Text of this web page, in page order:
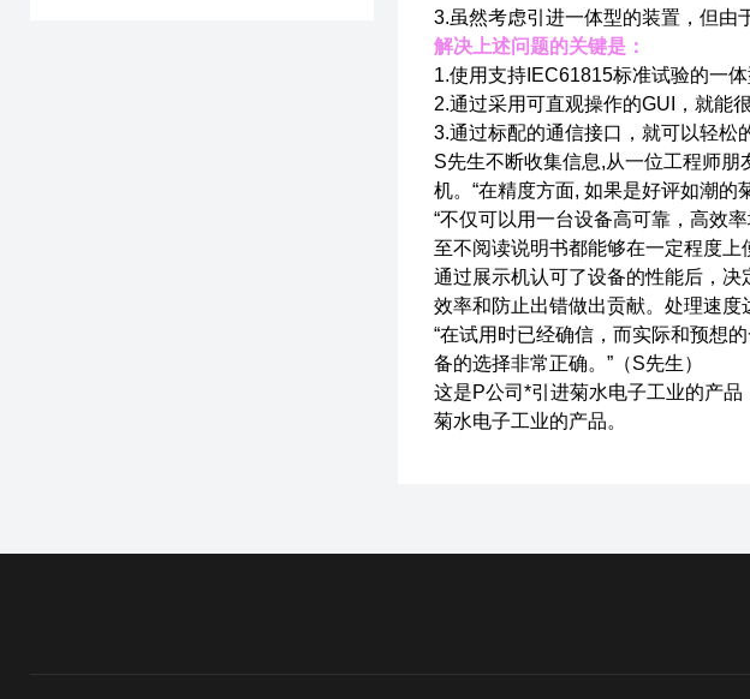
3.虽然考虑引进一体型的装置，但由
解决上述问题的关键是：
1.使用支持IEC61815标准试验的一
2.通过采用可直观操作的GUI，就能
3.通过标配的通信接口，就可以轻松
S先生不断收集信息,从一位工程师朋
机。“在精度方面, 如果是好评如潮的
“不仅可以用一台设备高可靠，高效
至不阅读说明书都能够在一定程度上
通过展示机认可了设备的性能后，
效率和防止出错做出贡献。处理速度
“在试用时已经确信，而实际和预想
备的选择非常正确。”（S先生）
这是P公司*引进菊水电子工业的产
菊水电子工业的产品。